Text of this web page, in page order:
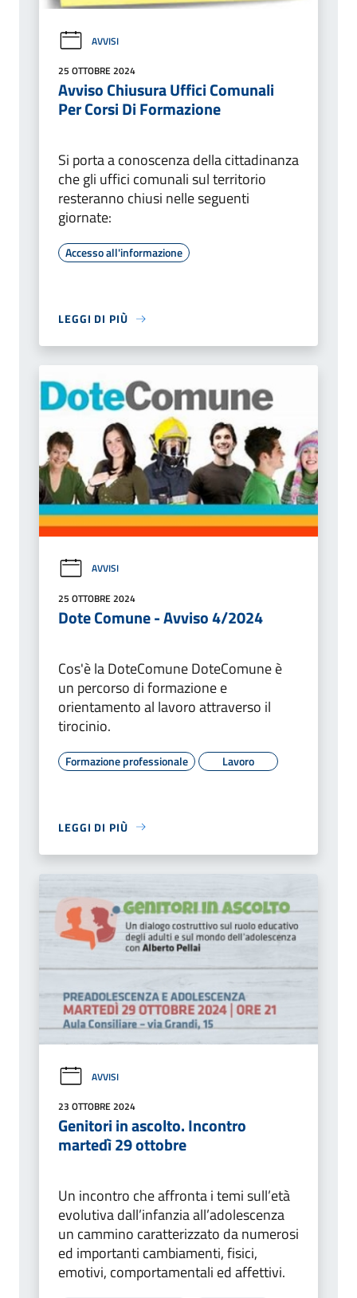
AVVISI
25 OTTOBRE 2024
Avviso Chiusura Uffici Comunali
Per Corsi Di Formazione
Si porta a conoscenza della cittadinanza
che gli uffici comunali sul territorio
resteranno chiusi nelle seguenti
giornate:
Accesso all'informazione
LEGGI DI PIÙ
AVVISI
25 OTTOBRE 2024
Dote Comune - Avviso 4/2024
Cos'è la DoteComune DoteComune è
un percorso di formazione e
orientamento al lavoro attraverso il
tirocinio.
Formazione professionale Lavoro
LEGGI DI PIÙ
AVVISI
23 OTTOBRE 2024
Genitori in ascolto. Incontro
martedì 29 ottobre
Un incontro che affronta i temi sull’età
evolutiva dall’infanzia all’adolescenza
un cammino caratterizzato da numerosi
ed importanti cambiamenti, fisici,
emotivi, comportamentali ed affettivi.